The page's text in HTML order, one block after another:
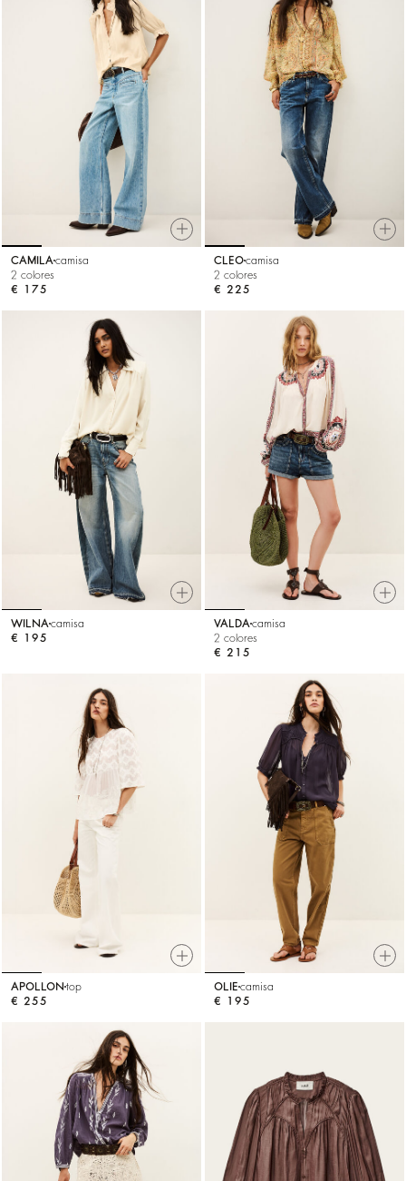
CAMILA camisa
2 colores
€ 175
CLEOcamisa
2 colores
€ 225
WILNA camisa
€ 195
VALDA camisa
2 colores
€ 215
APOLLON top
€ 255
OLIE camisa
€ 195